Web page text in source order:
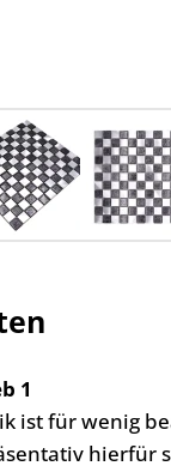
1
ist für wenig
hierfür